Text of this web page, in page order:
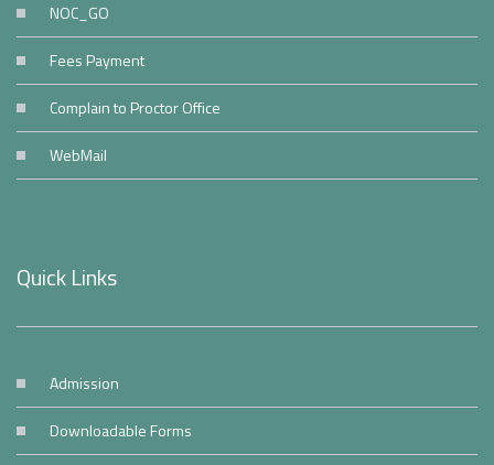
NOC_GO
Fees Payment
Complain to Proctor Office
WebMail
Quick Links
Admission
Downloadable Forms